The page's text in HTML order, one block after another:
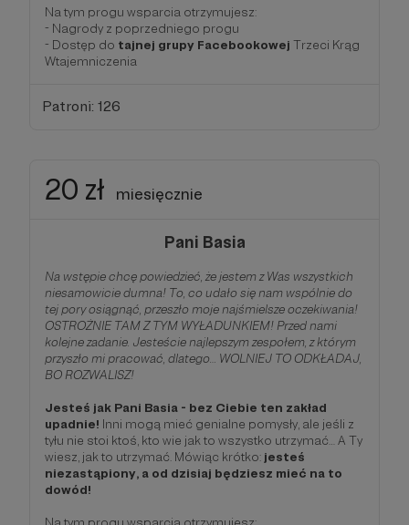
Na tym progu wsparcia otrzymujesz:
- Nagrody z poprzedniego progu
- Dostęp do tajnej grupy Facebookowej Trzeci Krąg
Wtajemniczenia
Patroni: 126
20 zł miesięcznie
Pani Basia
Na wstępie chcę powiedzieć, że jestem z Was wszystkich
niesamowicie dumna! To, co udało się nam wspólnie do
tej pory osiągnąć, przeszło moje najśmielsze oczekiwania!
OSTROŻNIE TAM Z TYM WYŁADUNKIEM! Przed nami
kolejne zadanie. Jesteście najlepszym zespołem, z którym
przyszło mi pracować, dlatego… WOLNIEJ TO ODKŁADAJ,
BO ROZWALISZ!
Jesteś jak Pani Basia - bez Ciebie ten zakład
upadnie! Inni mogą mieć genialne pomysły, ale jeśli z
tyłu nie stoi ktoś, kto wie jak to wszystko utrzymać… A Ty
wiesz, jak to utrzymać. Mówiąc krótko: jesteś
niezastąpiony, a od dzisiaj będziesz mieć na to
dowód!